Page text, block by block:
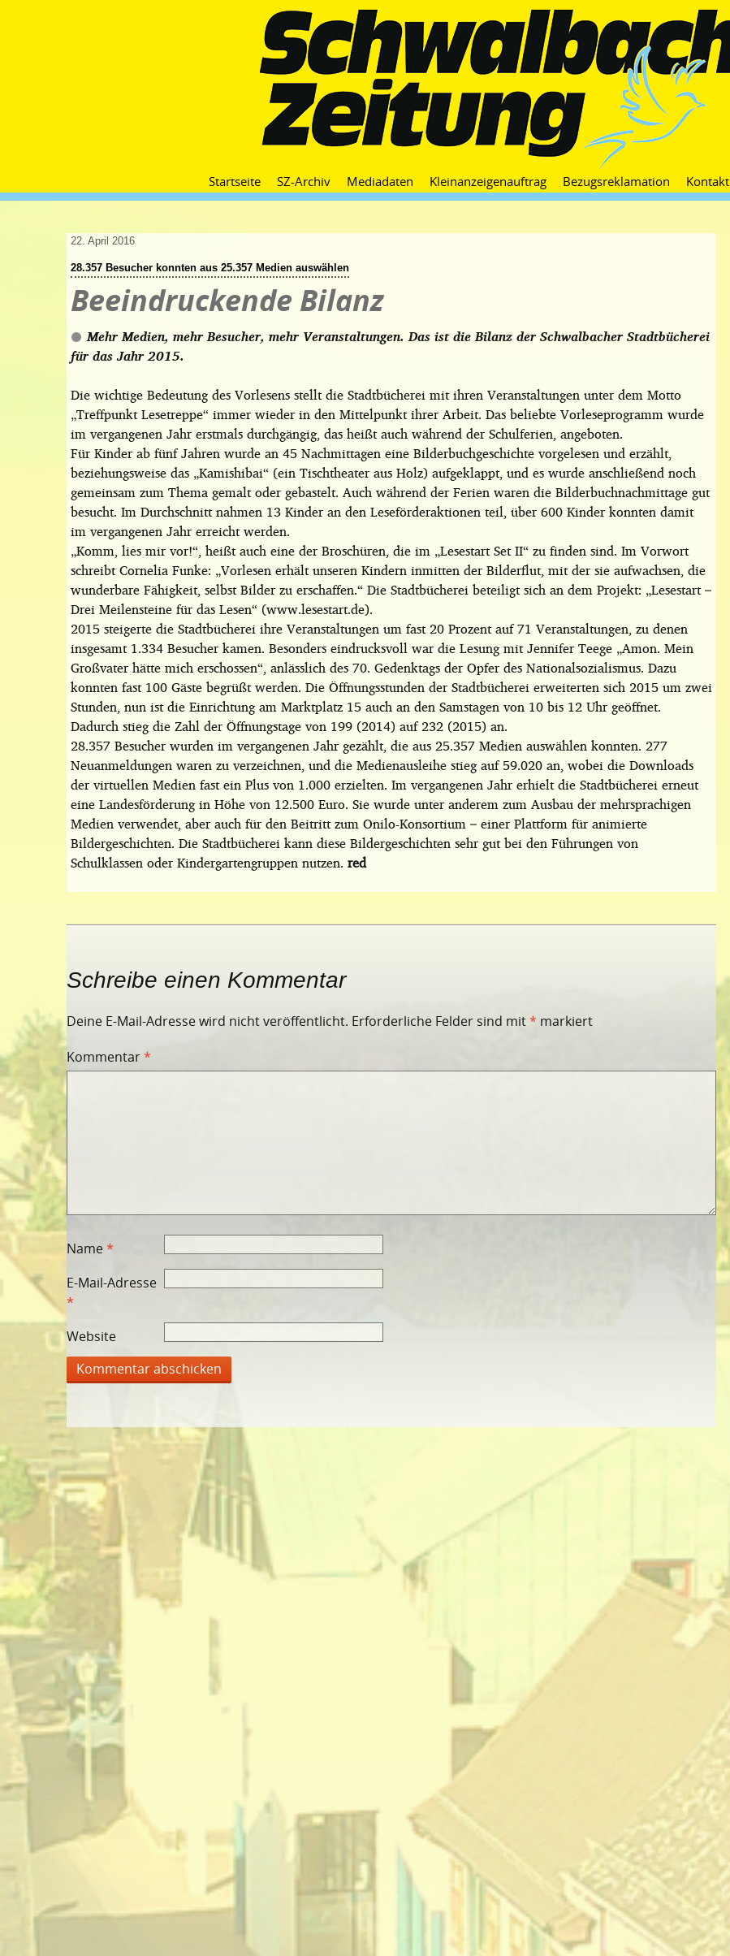
Zum
Inhalt
Startseite SZ-Archiv Mediadaten Kleinanzeigenauftrag Bezugsreklamation Kontakt
22. April 2016
28.357 Besucher konnten aus 25.357 Medien auswählen
Beeindruckende Bilanz
Mehr Medien, mehr Besucher, mehr Veranstaltungen. Das ist die Bilanz der Schwalbacher Stadtbücherei
für das Jahr 2015.
Die wichtige Bedeutung des Vorlesens stellt die Stadtbücherei mit ihren Veranstaltungen unter dem Motto
„Treffpunkt Lesetreppe“ immer wieder in den Mittelpunkt ihrer Arbeit. Das beliebte Vorleseprogramm wurde
im vergangenen Jahr erstmals durchgängig, das heißt auch während der Schulferien, angeboten.
Für Kinder ab fünf Jahren wurde an 45 Nachmittagen eine Bilderbuchgeschichte vorgelesen und erzählt,
beziehungsweise das „Kamishibai“ (ein Tischtheater aus Holz) aufgeklappt, und es wurdeanschließend noch
gemeinsam zum Thema gemalt oder gebastelt. Auch während der Ferien waren die Bilderbuchnachmittage gut
besucht. Im Durchschnitt nahmen 13 Kinder an den Leseförderaktionen teil, über 600 Kinder konnten damit
im vergangenen Jahr erreicht werden.
„Komm, lies mir vor!“, heißt auch eine der Broschüren, die im „Lesestart Set II“ zu finden sind. Im Vorwort
schreibt Cornelia Funke: „Vorlesen erhält unseren Kindern inmitten der Bilderflut, mit der sie aufwachsen, die
wunderbare Fähigkeit, selbst Bilder zu erschaffen.“ Die Stadtbücherei beteiligt sich an dem Projekt: „Lesestart –
Drei Meilensteine für das Lesen“ (www.lesestart.de).
2015 steigerte die Stadtbücherei ihre Veranstaltungen um fast 20 Prozent auf 71 Veranstaltungen, zu denen
insgesamt 1.334 Besucher kamen. Besonders eindrucksvoll war die Lesung mit Jennifer Teege „Amon. Mein
Großvater hätte mich erschossen“, anlässlich des 70. Gedenktags der Opfer des Nationalsozialismus. Dazu
konnten fast 100 Gäste begrüßt werden. Die Öffnungsstunden der Stadtbücherei erweiterten sich 2015 um zwei
Stunden, nun ist die Einrichtung am Marktplatz 15 auch an den Samstagen von 10 bis 12 Uhr geöffnet.
Dadurch stieg die Zahl der Öffnungstage von 199 (2014) auf 232 (2015) an.
28.357 Besucher wurden im vergangenen Jahr gezählt, die aus 25.357 Medien auswählen konnten. 277
Neuanmeldungen waren zu verzeichnen, und die Medienausleihe stieg auf 59.020 an, wobei die Downloads
der virtuellen Medien fast ein Plus von 1.000 erzielten. Im vergangenen Jahr erhielt die Stadtbücherei erneut
eine Landesförderung in Höhe von 12.500 Euro. Sie wurde unter anderem zum Ausbau der mehrsprachigen
Medien verwendet, aber auch für den Beitritt zum Onilo-Konsortium – einer Plattform für animierte
Bildergeschichten. Die Stadtbücherei kann diese Bildergeschichten sehr gut bei den Führungen von
Schulklassen oder Kindergartengruppen nutzen. red
Schreibe einen Kommentar
Deine E-Mail-Adresse wird nicht veröffentlicht. Erforderliche Felder sind mit* markiert
Kommentar*
Name*
E-Mail-Adresse
*
Website